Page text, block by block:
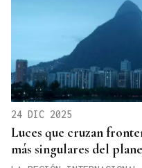
24 DIC 2025
Luces que cruzan
más singulares del